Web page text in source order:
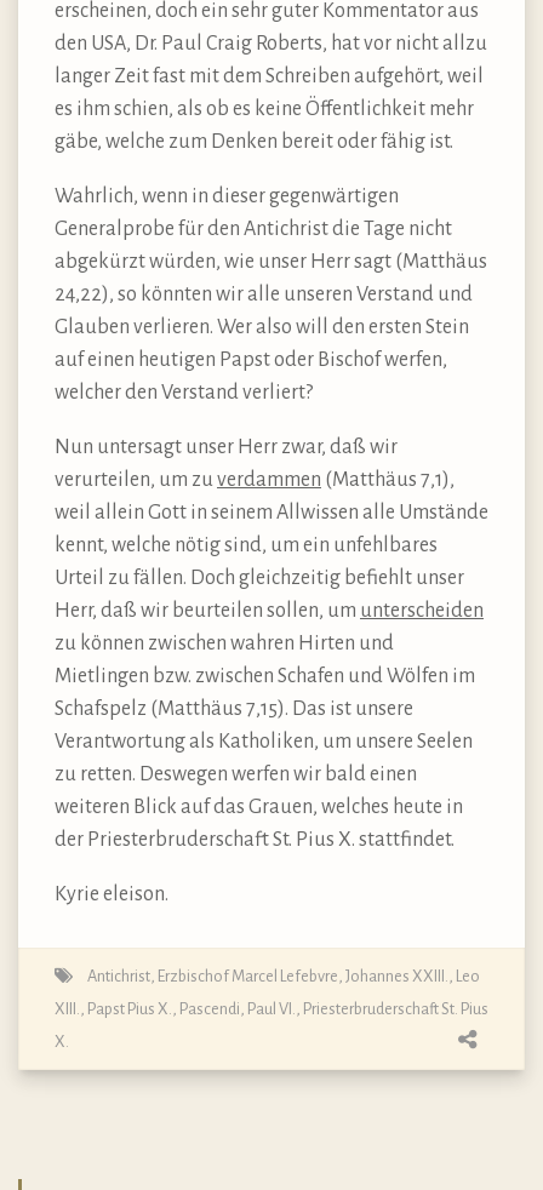
erscheinen, doch ein sehr guter Kommentator aus
den USA, Dr. Paul Craig Roberts, hat vor nicht allzu
langer Zeit fast mit dem Schreiben aufgehört, weil
es ihm schien, als ob es keine Öffentlichkeit mehr
gäbe, welche zum Denken bereit oder fähig ist.
Wahrlich, wenn in dieser gegenwärtigen
Generalprobe für den Antichrist die Tage nicht
abgekürzt würden, wie unser Herr sagt (Matthäus
24,22), so könnten wir alle unseren Verstand und
Glauben verlieren. Wer also will den ersten Stein
auf einen heutigen Papst oder Bischof werfen,
welcher den Verstand verliert?
Nun untersagt unser Herr zwar, daß wir
verurteilen, um zu verdammen (Matthäus 7,1),
weil allein Gott in seinem Allwissen alle Umstände
kennt, welche nötig sind, um ein unfehlbares
Urteil zu fällen. Doch gleichzeitig befiehlt unser
Herr, daß wir beurteilen sollen, um unterscheiden
zu können zwischen wahren Hirten und
Mietlingen bzw. zwischen Schafen und Wölfen im
Schafspelz (Matthäus 7,15). Das ist unsere
Verantwortung als Katholiken, um unsere Seelen
zu retten. Deswegen werfen wir bald einen
weiteren Blick auf das Grauen, welches heute in
der Priesterbruderschaft St. Pius X. stattfindet.
Kyrie eleison.
Antichrist Erzbischof Marcel Lefebvre Johannes XXIII.
Leo
XIII.
Papst Pius X. Pascendi Paul VI.
Priesterbruderschaft St. Pius
X.